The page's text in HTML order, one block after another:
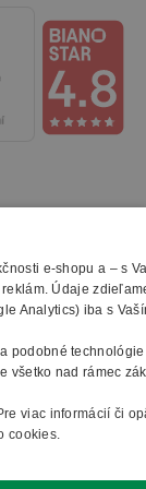
sú dostupné
mm.
úložný
ktoré sa
so
Dlhší
a
v kolekcii
vyhradené.
e-shopu a – s
Údaje
Analytics) iba s
podobné
všetko nad rámec
viac informácií či
cookies.